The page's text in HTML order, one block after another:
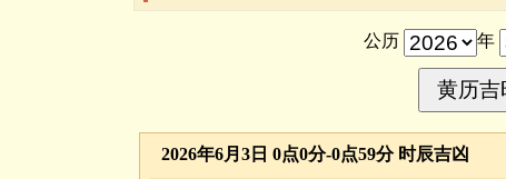
公历 年
2026年6月3日 0点0分-0点59分 时辰吉凶